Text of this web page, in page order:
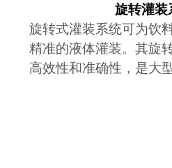
旋转灌装
旋转式灌装系统可为饮
精准的液体灌装。其旋
高效性和准确性，是大